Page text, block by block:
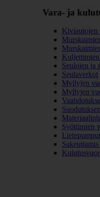
Vara- ja
Kiviautojen
Kuljettimien
Seulojen ja
Seulaverkot
Myllyjen
Myllyjen
Syöttimien